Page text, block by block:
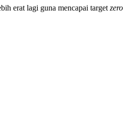
erat lagi guna mencapai target zero